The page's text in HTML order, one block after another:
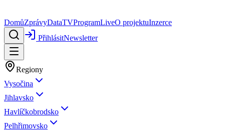
DomůZprávyDataTVProgramLiveO projektuInzerce
PřihlásitNewsletter
Regiony
Vysočina
Jihlavsko
Havlíčkobrodsko
Pelhřimovsko